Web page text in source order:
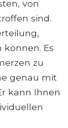
von
sind.
Es
zu
genau mit
kann Ihnen